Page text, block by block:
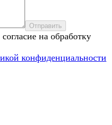
Отправить
на обработку
конфиденциальности